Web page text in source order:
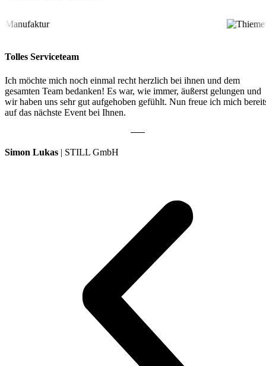
Tolles Serviceteam
Ich möchte mich noch einmal recht herzlich bei ihnen und dem
gesamten Team bedanken! Es war, wie immer, äußerst gelungen und
wir haben uns sehr gut aufgehoben gefühlt. Nun freue ich mich
auf das nächste Event bei Ihnen.
Simon Lukas | STILL GmbH